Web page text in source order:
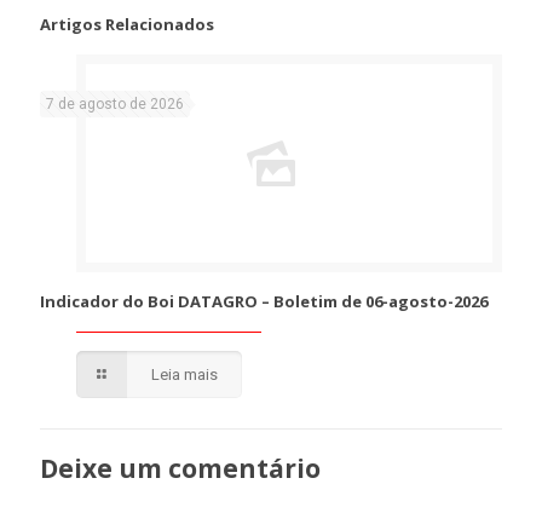
Artigos Relacionados
7 de agosto de 2026
Indicador do Boi DATAGRO – Boletim de 06-agosto-2026
Leia mais
Deixe um comentário